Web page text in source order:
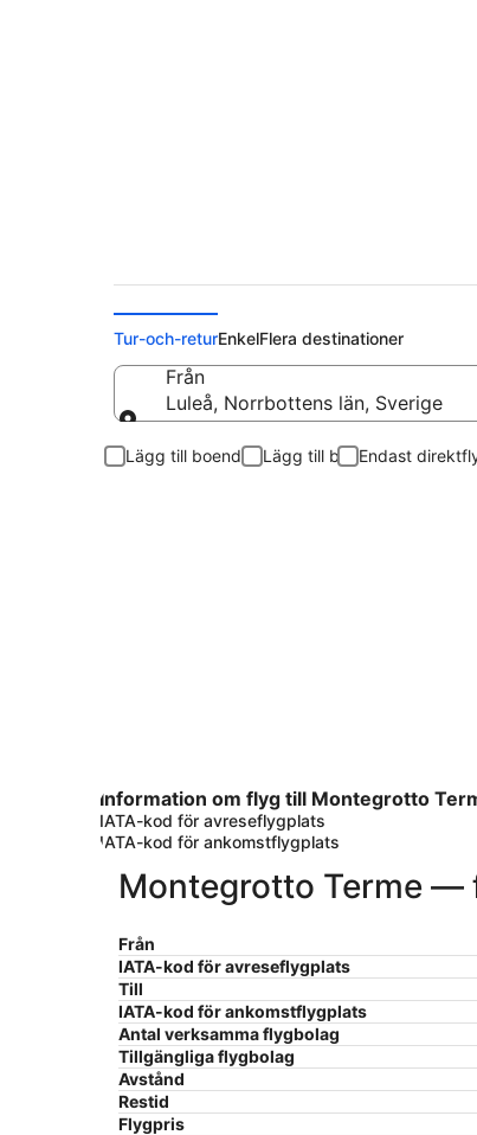
Tur-och-returEnkelFlera destinationer
Från
Luleå, Norrbottens län, Sverige
Lägg till boende Lägg till bil Endast
Information om flyg till Montegrotto
IATA-kod för avreseflygplats
IATA-kod för ankomstflygplats
Montegrotto Terme —
Från
IATA-kod för avreseflygplats
Till
IATA-kod för ankomstflygplats
Antal verksamma flygbolag
Tillgängliga flygbolag
Avstånd
Restid
Flygpris